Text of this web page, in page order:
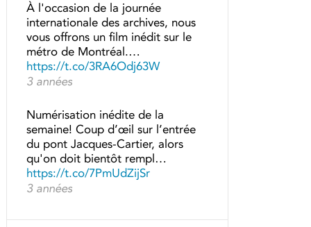
À l'occasion de la journée
internationale des archives, nous
vous offrons un film inédit sur le
métro de Montréal.…
https://t.co/3RA6Odj63W
3 années
Numérisation inédite de la
semaine! Coup d’œil sur l’entrée
du pont Jacques-Cartier, alors
qu'on doit bientôt rempl…
https://t.co/7PmUdZijSr
3 années